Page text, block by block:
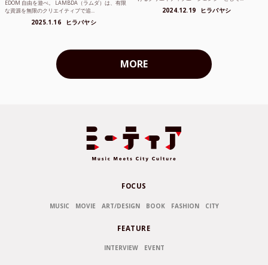
EDOM 自由を遊べ。 LAMBDA（ラムダ）は、有限
な資源を無限のクリエイティブで追...
2025.1.16 ヒラバヤシ
2024.12.19 ヒラバヤシ
MORE
FOCUS
MUSIC MOVIE ART/DESIGN BOOK FASHION CITY
FEATURE
INTERVIEW EVENT